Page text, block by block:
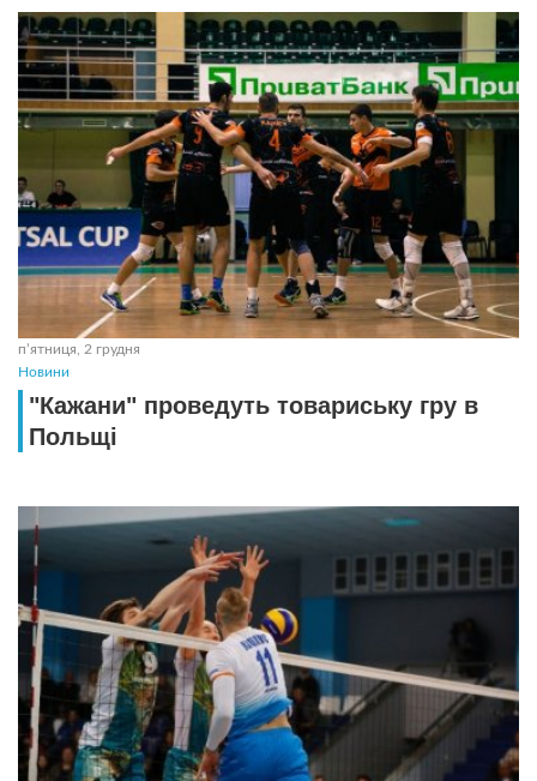
пʼятниця, 2 грудня
Новини
"Кажани" проведуть товариську гру в
Польщі